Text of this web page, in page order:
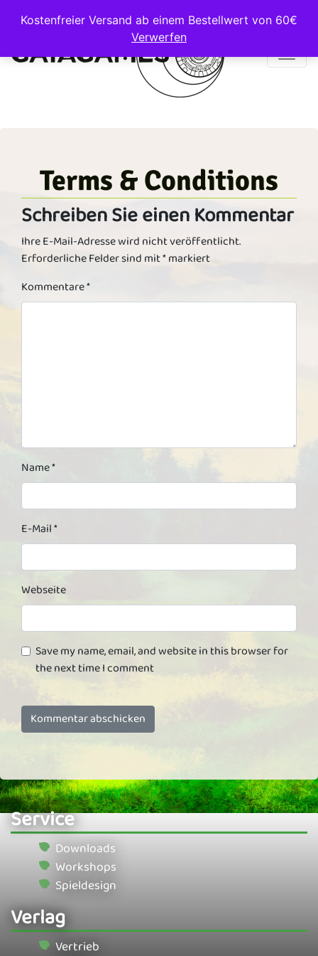
Kostenfreier Versand ab einem Bestellwert von 60€
Verwerfen
Main Navigation
Terms & Conditions
Schreiben Sie einen Kommentar
Ihre E-Mail-Adresse wird nicht veröffentlicht.
Erforderliche Felder sind mit*markiert
Kommentare*
Name*
E-Mail*
Webseite
Save my name, email, and website in this browser for
the next time I comment
Service
Downloads
Workshops
Spieldesign
Verlag
Vertrieb